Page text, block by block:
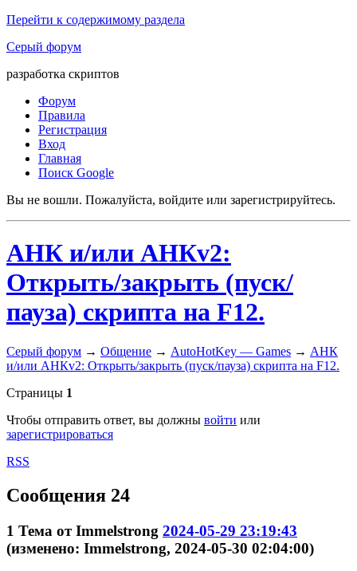
Перейти к содержимому раздела
Серый форум
разработка скриптов
Форум
Правила
Регистрация
Вход
Главная
Поиск Google
Вы не вошли. Пожалуйста, войдите или зарегистрируйтесь.
АНК и/или АНКv2:
Открыть/закрыть (пуск/
пауза) скрипта на F12.
Серый форум → Общение → AutoHotKey — Games → АНК
и/или АНКv2: Открыть/закрыть (пуск/пауза) скрипта на F12.
Страницы 1
Чтобы отправить ответ, вы должны войти или
зарегистрироваться
RSS
Сообщения 24
1 Тема отImmelstrong 2024-05-29 23:19:43
(изменено: Immelstrong, 2024-05-30 02:04:00)